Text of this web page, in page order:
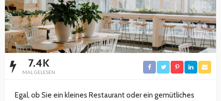
7.4K
MAL GELESEN
Egal, ob Sie ein kleines Restaurant oder ein gemütliches